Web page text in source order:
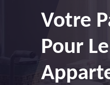
Votre
Pour